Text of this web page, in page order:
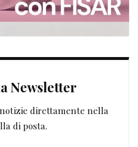
Newsletter
direttamente nella
di posta.